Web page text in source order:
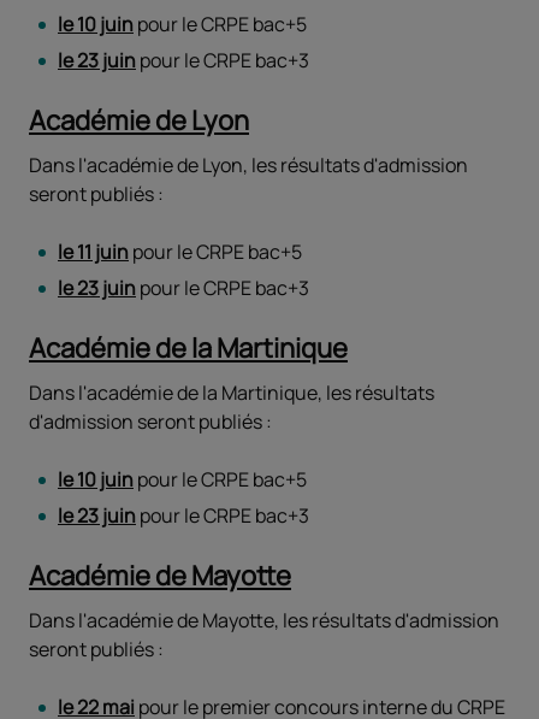
le 10 juinpour le CRPE bac+5
le 23 juinpour le CRPE bac+3
Académie de Lyon
Dans l'académie de Lyon, les résultats d'admission
seront publiés :
le 11 juinpour le CRPE bac+5
le 23 juinpour le CRPE bac+3
Académie de la Martinique
Dans l'académie de la Martinique, les résultats
d'admission seront publiés :
le 10 juinpour le CRPE bac+5
le 23 juinpour le CRPE bac+3
Académie de Mayotte
Dans l'académie de Mayotte, les résultats d'admission
seront publiés :
le 22 mai pour le premier concours interne du CRPE